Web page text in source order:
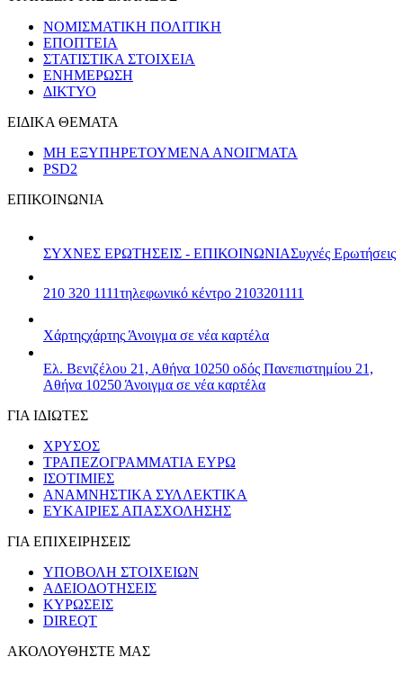
ΝΟΜΙΣΜΑΤΙΚΗ ΠΟΛΙΤΙΚΗ
ΕΠΟΠΤΕΙΑ
ΣΤΑΤΙΣΤΙΚΑ ΣΤΟΙΧΕΙΑ
ΕΝΗΜΕΡΩΣΗ
ΔΙΚΤΥΟ
ΕΙΔΙΚΑ ΘΕΜΑΤΑ
ΜΗ ΕΞΥΠΗΡΕΤΟΥΜΕΝΑ ΑΝΟΙΓΜΑΤΑ
PSD2
ΕΠΙΚΟΙΝΩΝΙΑ
ΣΥΧΝΕΣ ΕΡΩΤΗΣΕΙΣ - ΕΠΙΚΟΙΝΩΝΙΑΣυχνές Ερωτήσεις
210 320 1111τηλεφωνικό κέντρο 2103201111
Χάρτηςχάρτης Άνοιγμα σε νέα καρτέλα
Ελ. Βενιζέλου 21, Αθήνα 10250 οδός Πανεπιστημίου 21,
Αθήνα 10250 Άνοιγμα σε νέα καρτέλα
ΓΙΑ ΙΔΙΩΤΕΣ
ΧΡΥΣΟΣ
ΤΡΑΠΕΖΟΓΡΑΜΜΑΤΙΑ ΕΥΡΩ
ΙΣΟΤΙΜΙΕΣ
ΑΝΑΜΝΗΣΤΙΚΑ ΣΥΛΛΕΚΤΙΚΑ
ΕΥΚΑΙΡΙΕΣ ΑΠΑΣΧΟΛΗΣΗΣ
ΓΙΑ ΕΠΙΧΕΙΡΗΣΕΙΣ
ΥΠΟΒΟΛΗ ΣΤΟΙΧΕΙΩΝ
ΑΔΕΙΟΔΟΤΗΣΕΙΣ
ΚΥΡΩΣΕΙΣ
DIREQT
ΑΚΟΛΟΥΘΗΣΤΕ ΜΑΣ